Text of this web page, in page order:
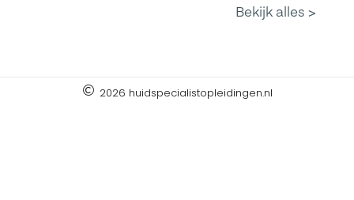
2026 huidspecialistopleidingen.nl